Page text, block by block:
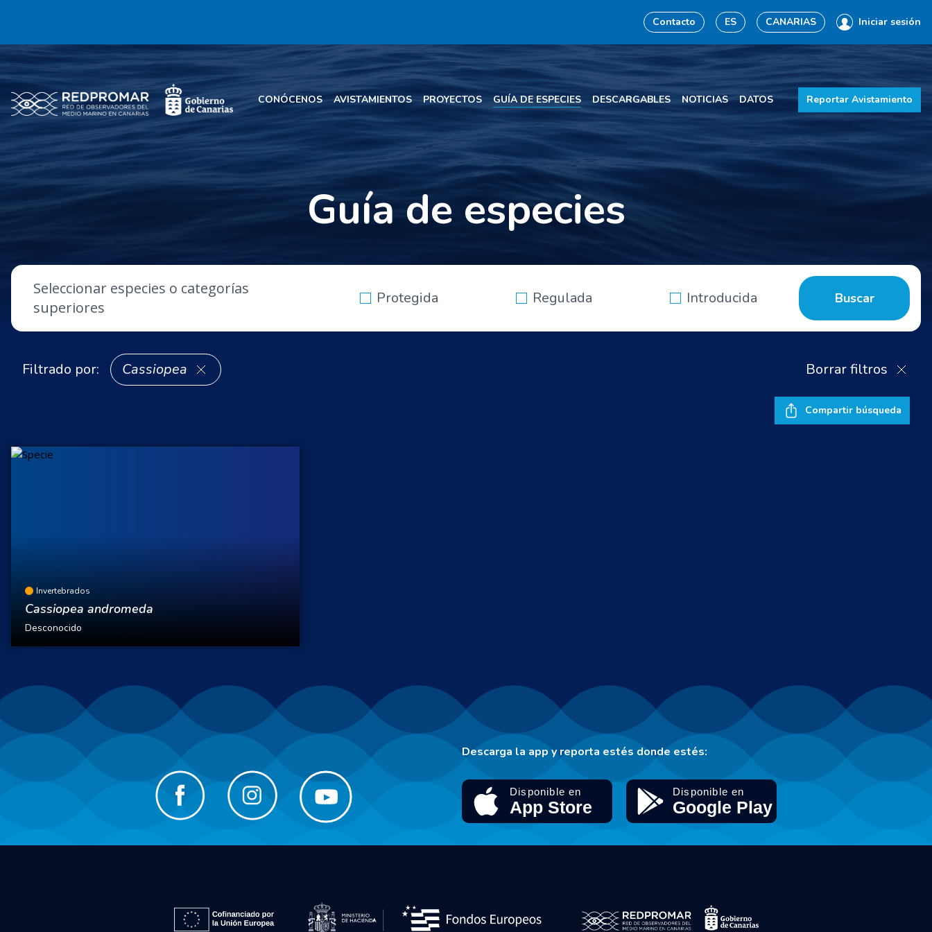
Contacto ES CANARIAS Iniciar sesión
CONÓCENOS AVISTAMIENTOS PROYECTOS GUÍA DE ESPECIES DESCARGABLES NOTICIAS DATOS Reportar Avistamiento
Guía de especies
Seleccionar especies o categorías
superiores
Protegida Regulada Introducida Buscar
Filtrado por: Cassiopea Borrar filtros
Compartir búsqueda
Invertebrados
Cassiopea andromeda
Desconocido
Descarga la app y reporta estés donde estés: